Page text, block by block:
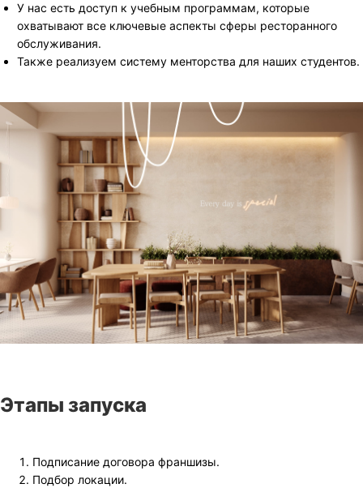
У нас есть доступ к учебным программам, которые
охватывают все ключевые аспекты сферы ресторанного
обслуживания.
Также реализуем систему менторства для наших студентов.
Этапы запуска
Подписание договора франшизы.
Подбор локации.